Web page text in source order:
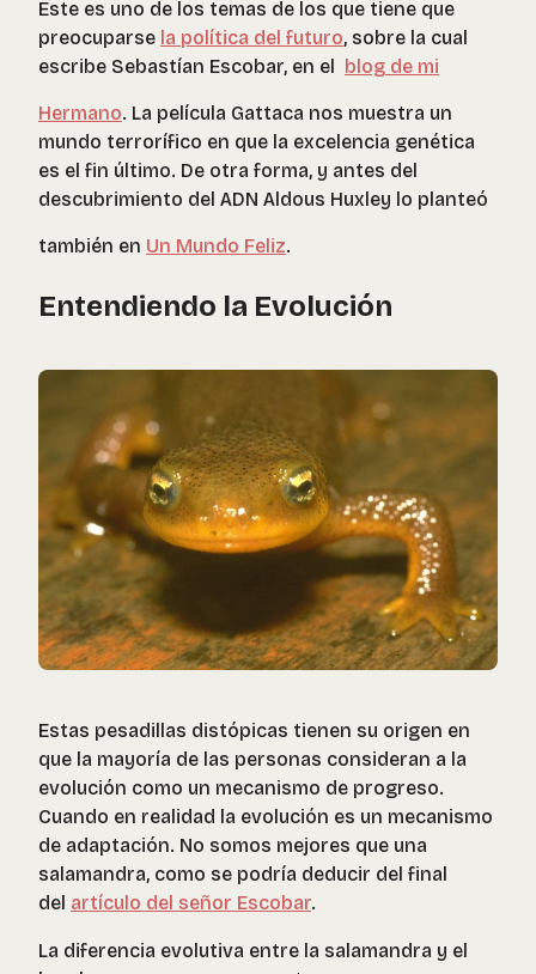
Este es uno de los temas de los que tiene que
preocuparse la política del futuro, sobre la cual
escribe Sebastían Escobar, en el blog de mi
Hermano. La película Gattaca nos muestra un
mundo terrorífico en que la excelencia genética
es el fin último. De otra forma, y antes del
descubrimiento del ADN Aldous Huxley lo planteó
también en Un Mundo Feliz.
Entendiendo la Evolución
Estas pesadillas distópicas tienen su origen en
que la mayoría de las personas consideran a la
evolución como un mecanismo de progreso.
Cuando en realidad la evolución es un mecanismo
de adaptación. No somos mejores que una
salamandra, como se podría deducir del final
del artículo del señor Escobar.
La diferencia evolutiva entre la salamandra y el